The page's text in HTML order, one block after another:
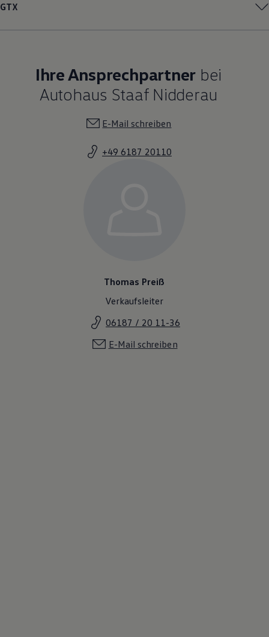
GTX
Ihre Ansprechpartner bei
Autohaus Staaf Nidderau
E-Mail schreiben
+49 6187 20110
Thomas Preiß
Verkaufsleiter
06187 / 20 11-36
E-Mail schreiben